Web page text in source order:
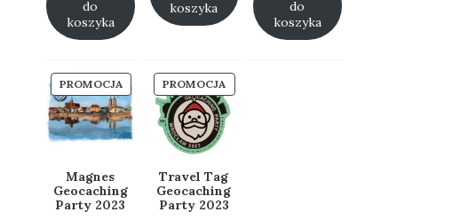
do
koszyka
koszyka
do
koszyka
PROMOCJAPRODUKT
W
PROMOCJI
Magnes
Geocaching
Party 2023
PROMOCJAPRODUKT
W
PROMOCJI
Travel Tag
Geocaching
Party 2023